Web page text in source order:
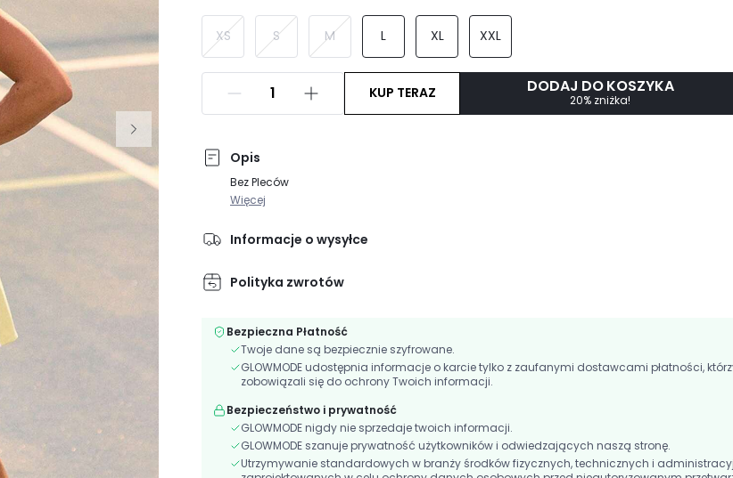
XS S M L XL XXL
KUP TERAZ DODAJ DO KOSZYKA
20% zniżka!
Opis
Bez Pleców
Więcej
Informacje o wysyłce
Polityka zwrotów
Bezpieczna Płatność
Twoje dane są bezpiecznie szyfrowane.
GLOWMODE udostępnia informacje o karcie tylko z zaufanymi dostawcami płatności,
zobowiązali się do ochrony Twoich informacji.
Bezpieczeństwo i prywatność
GLOWMODE nigdy nie sprzedaje twoich informacji.
GLOWMODE szanuje prywatność użytkowników i odwiedzających naszą stronę.
Utrzymywanie standardowych w branży środków fizycznych, technicznych i